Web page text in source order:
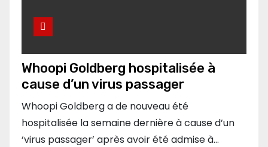
Whoopi Goldberg hospitalisée à
cause d’un virus passager
Whoopi Goldberg a de nouveau été
hospitalisée la semaine dernière à cause d’un
‘virus passager’ après avoir été admise à…